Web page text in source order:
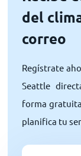
del
correo
Regístrate
Seattle
forma
planifica tu